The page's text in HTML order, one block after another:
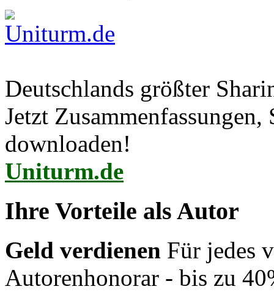
Deutschlands größter
Jetzt
downloaden!
Uniturm.de
Ihre Vorteile als Autor
Geld verdienen Für jedes
Autorenhonorar - bis zu